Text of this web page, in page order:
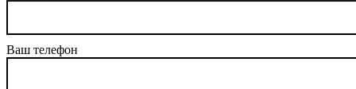
Ваш телефон